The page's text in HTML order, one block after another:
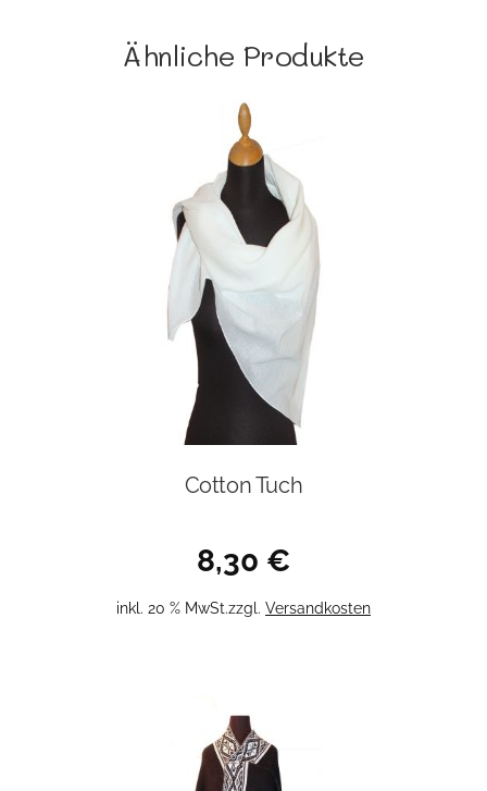
Ähnliche Produkte
Cotton Tuch
8,30 €
inkl. 20 % MwSt.zzgl. Versandkosten